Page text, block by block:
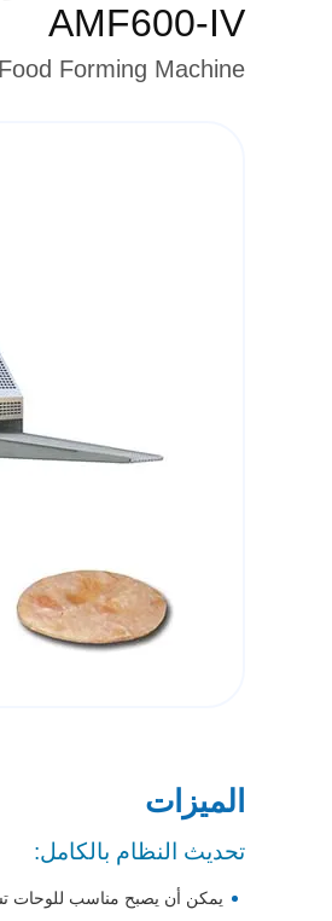
AMF600-IV
Forming Machine
الميزات
تحديث النظام بالكامل:
يمكن أن يصبح مناسب للوحات